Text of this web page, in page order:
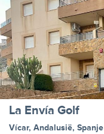
La Envía Golf
Vícar, Andalusië, Spanje